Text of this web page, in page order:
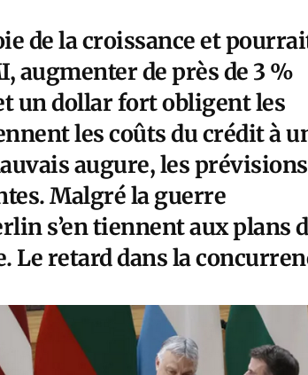
de la croissance et
augmenter de près de 3 %
un dollar fort obligent les
les coûts du crédit à
augure, les prévisions
Malgré la guerre
s’en tiennent aux plans
retard dans la